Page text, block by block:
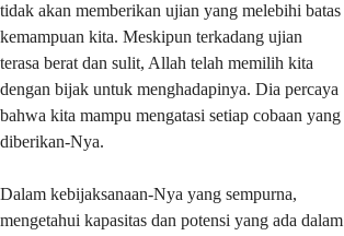
tidak akan memberikan ujian yang melebihi batas
kemampuan kita. Meskipun terkadang ujian
terasa berat dan sulit, Allah telah memilih kita
dengan bijak untuk menghadapinya. Dia percaya
bahwa kita mampu mengatasi setiap cobaan yang
diberikan-Nya.
Dalam kebijaksanaan-Nya yang sempurna,
mengetahui kapasitas dan potensi yang ada dalam